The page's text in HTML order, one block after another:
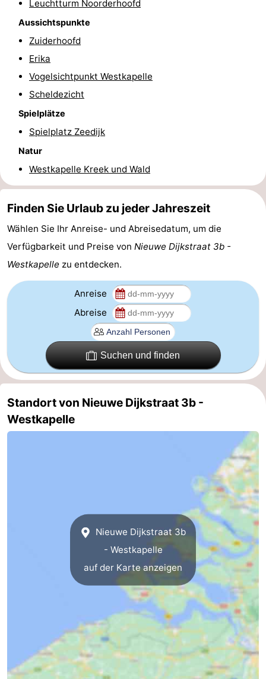
Parafliegen
Sportangeln
Essen
und
trinken
Veranstaltungen
Ringstechen
Zoutelande
Actief
Praktisch
Route
-
Parken
Reisebuchshop
Medizin
Schouwen-
Renesse
-
Schouwen
Natur
Leuchtturm Noorderhoofd
Aussichtspunkte
Zuiderhoofd
Erika
Vogelsichtpunkt Westkapelle
Scheldezicht
Spielplätze
Spielplatz Zeedijk
Natur
Westkapelle Kreek und Wald
Finden Sie Urlaub zu jeder Jahreszeit
Wählen Sie Ihr Anreise- und Abreisedatum, um die
Verfügbarkeit und Preise von Nieuwe Dijkstraat 3b -
Westkapelle zu entdecken.
Anreise
Abreise
Suchen und finden
Standort von Nieuwe Dijkstraat 3b -
Westkapelle
Nieuwe Dijkstraat 3b
- Westkapelle
auf der Karte anzeigen